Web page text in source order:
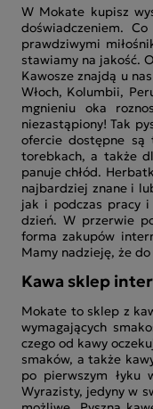
W Mokate kupisz
doświadczeniem.
prawdziwymi
stawiamy na jakość.
Kawosze znajdą u
Włoch, Kolumbii,
mgnieniu oka
niezastąpiony! Tak
ofercie dostępne są
torebkach, a także
panuje chłód.
najbardziej znane i
jak i podczas pracy
dzień. W przerwie
forma zakupów
Mamy nadzieję, że
Kawa sklep
Mokate to sklep z
wymagających
czego od kawy
smaków, a także
po pierwszym łyku
Wyrazisty, jedyny w